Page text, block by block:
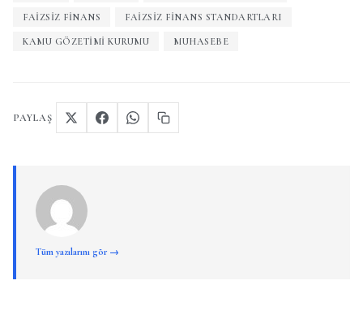
FAIZSIZ FINANS FAIZSIZ FINANS STANDARTLARI
KAMU GÖZETIMI KURUMU MUHASEBE
PAYLAŞ
Tüm yazılarını gör →